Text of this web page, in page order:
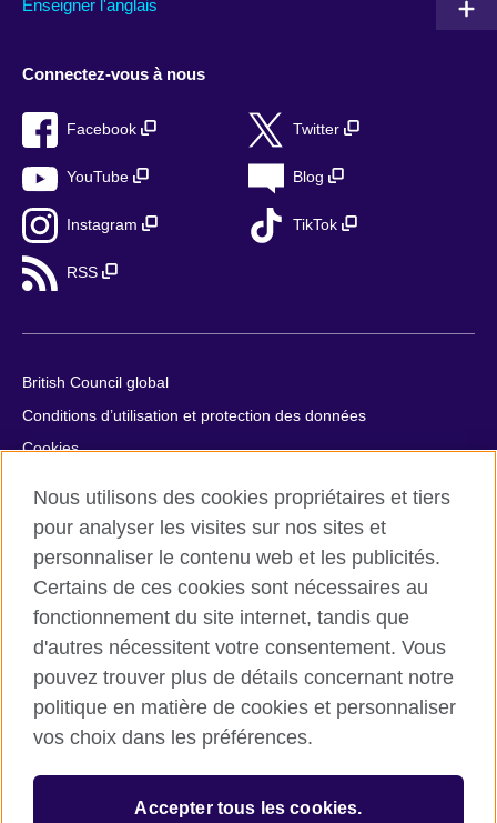
Enseigner l'anglais
Connectez-vous à nous
Facebook Twitter
YouTube Blog
Instagram TikTok
RSS
British Council global
Conditions d’utilisation et protection des données
Cookies
British Council in France société par actions simplifiée
unipersonnelle est une filiale du British Council, l’agence
internationale britannique dédiée aux domaines de l’éducation
et des relations culturelles. British Council in France société par
actions simplifiée unipersonnelle est une société inscrite en
France avec le numéro RCS Paris n° 847 719 473. Adresse :
9/11 rue de Constantine, 75007 Paris, France. Le British Council
209131 (Angleterre et Pays de Galles) et SC037733 (Ecosse).
Adresse : 1 Redman Place, Stratford, London E20 1JQ,
Nous utilisons des cookies propriétaires et tiers
pour analyser les visites sur nos sites et
personnaliser le contenu web et les publicités.
Certains de ces cookies sont nécessaires au
fonctionnement du site internet, tandis que
d'autres nécessitent votre consentement. Vous
pouvez trouver plus de détails concernant notre
politique en matière de cookies et personnaliser
vos choix dans les préférences.
Accepter tous les cookies.